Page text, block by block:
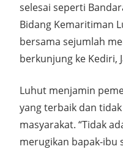
selesai seperti
Bidang Kemaritiman
bersama sejumlah
berkunjung ke Kediri,
Luhut menjamin
yang terbaik dan
masyarakat. “Tidak
merugikan bapak-ibu